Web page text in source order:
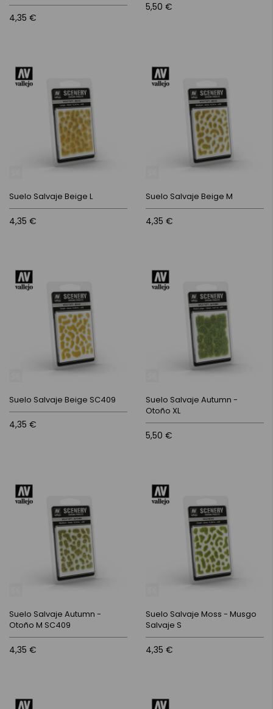
4,35 €
5,50 €
Suelo Salvaje Beige L
4,35 €
Suelo Salvaje Beige M
4,35 €
Suelo Salvaje Beige SC409
4,35 €
Suelo Salvaje Autumn -
Otoño XL
5,50 €
Suelo Salvaje Autumn -
Otoño M SC409
4,35 €
Suelo Salvaje Moss - Musgo
Salvaje S
4,35 €